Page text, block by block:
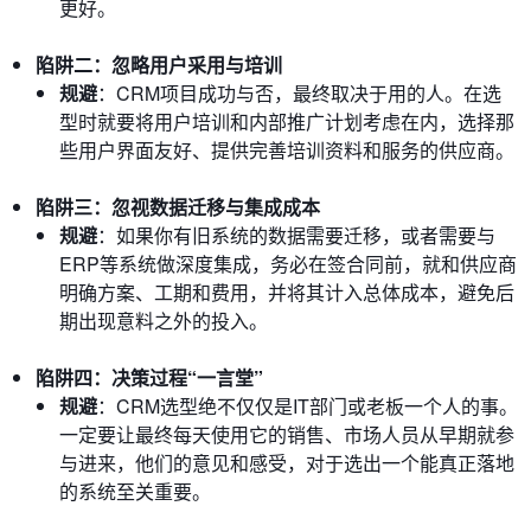
更好。
陷阱二：忽略用户采用与培训
规避：CRM项目成功与否，最终取决于用的人。在选
型时就要将用户培训和内部推广计划考虑在内，选择那
些用户界面友好、提供完善培训资料和服务的供应商。
陷阱三：忽视数据迁移与集成成本
规避：如果你有旧系统的数据需要迁移，或者需要与
ERP等系统做深度集成，务必在签合同前，就和供应商
明确方案、工期和费用，并将其计入总体成本，避免后
期出现意料之外的投入。
陷阱四：决策过程“一言堂”
规避：CRM选型绝不仅仅是IT部门或老板一个人的事。
一定要让最终每天使用它的销售、市场人员从早期就参
与进来，他们的意见和感受，对于选出一个能真正落地
的系统至关重要。